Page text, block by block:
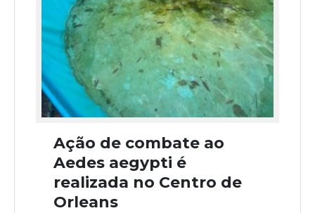
Ação de combate ao
Aedes aegypti é
realizada no Centro de
Orleans